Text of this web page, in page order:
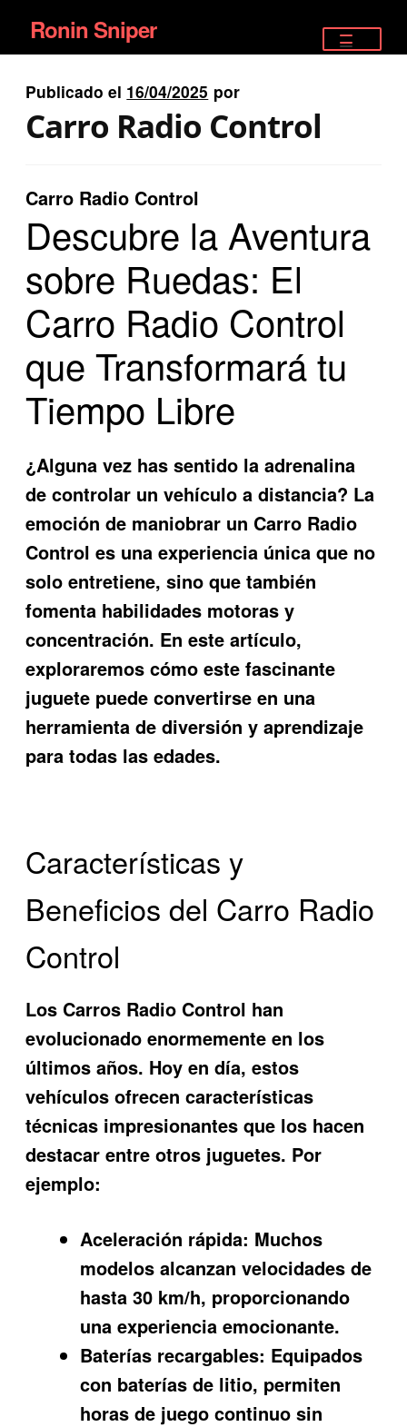
Ir
a
la
navegación
Ir
al
contenido
Ronin Sniper
EQUIPAMIENTO ÉLITE
RIFLES DEPORTIVOS
SATELITALES
Publicado el 16/04/2025 por
Carro Radio Control
Carro Radio Control
Descubre la Aventura
sobre Ruedas: El
Carro Radio Control
que Transformará tu
Tiempo Libre
¿Alguna vez has sentido la adrenalina
de controlar un vehículo a distancia? La
emoción de maniobrar un Carro Radio
Control es una experiencia única que no
solo entretiene, sino que también
fomenta habilidades motoras y
concentración. En este artículo,
exploraremos cómo este fascinante
juguete puede convertirse en una
herramienta de diversión y aprendizaje
para todas las edades.
Características y
Beneficios del Carro Radio
Control
Los Carros Radio Control han
evolucionado enormemente en los
últimos años. Hoy en día, estos
vehículos ofrecen características
técnicas impresionantes que los hacen
destacar entre otros juguetes. Por
ejemplo:
Aceleración rápida: Muchos
modelos alcanzan velocidades de
hasta 30 km/h, proporcionando
una experiencia emocionante.
Baterías recargables: Equipados
con baterías de litio, permiten
horas de juego continuo sin